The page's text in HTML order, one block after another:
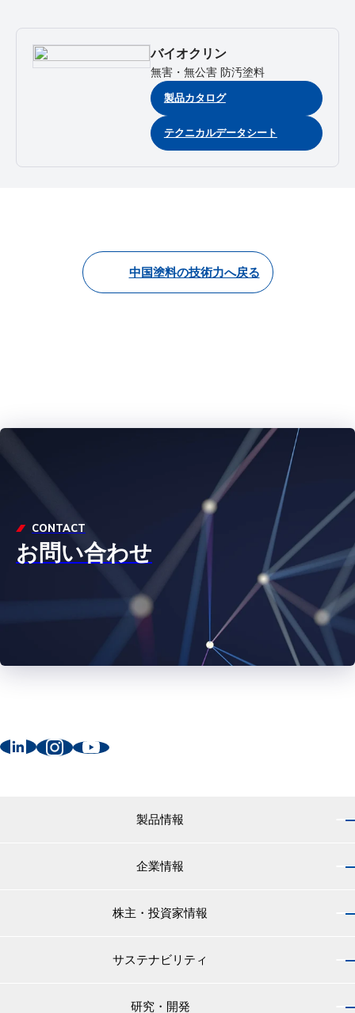
バイオクリン
無害・無公害 防汚塗料
製品カタログ
テクニカルデータシート
中国塗料の技術力へ戻る
CONTACT
お問い合わせ
製品情報
小型船舶・漁船用塗料・漁網用防汚剤
企業情報
株主・投資家情報
株主・投資家情報 トップサステナビリティ
サステナビリティ トップ研究・開発